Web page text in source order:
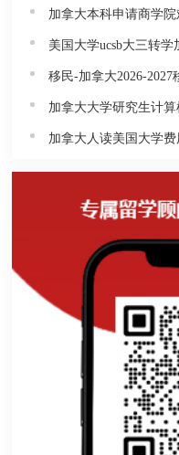
加拿大本科申请商学院
美国大学ucsb大三转学
移民-加拿大2026-2027
加拿大大学研究生计算
加拿大人读美国大学